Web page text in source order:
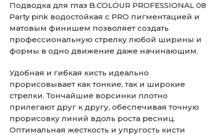
Подводка для глаз B.COLOUR PROFESSIONAL 08
Party pink водостойкая с PRO пигментацией и
матовым финишем позволяет создать
профессиональную стрелку любой ширины и
формы в одно движение даже начинающим.
Удобная и гибкая кисть идеально
прорисовывает как тонкие, так и широкие
стрелки. Тончайшие ворсинки плотно
прилегают друг к другу, обеспечивая точную
прорисовку линий вдоль роста ресниц.
Оптимальная жесткость и упругость кисти